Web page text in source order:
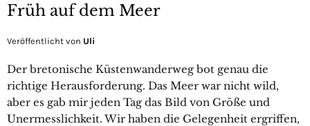
Früh auf dem Meer
Veröffentlicht von Uli
Der bretonische Küstenwanderweg bot genau die
richtige Herausforderung. Das Meer war nicht wild,
aber es gab mir jeden Tag das Bild von Größe und
Unermesslichkeit. Wir haben die Gelegenheit ergriffen,